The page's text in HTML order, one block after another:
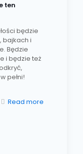
ten
będzie
bajkach i
Będzie
i będzie też
pełni!
Read more